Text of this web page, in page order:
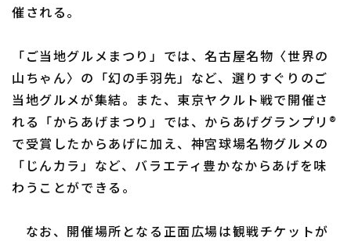
催される。
「ご当地グルメまつり」では、名古屋名物〈世界の
山ちゃん〉の「幻の手羽先」など、選りすぐりのご
当地グルメが集結。また、東京ヤクルト戦で開催さ
れる「からあげまつり」では、からあげグランプリ®
で受賞したからあげに加え、神宮球場名物グルメの
「じんカラ」など、バラエティ豊かなからあげを味
わうことができる。
なお、開催場所となる正面広場は観戦チケットが